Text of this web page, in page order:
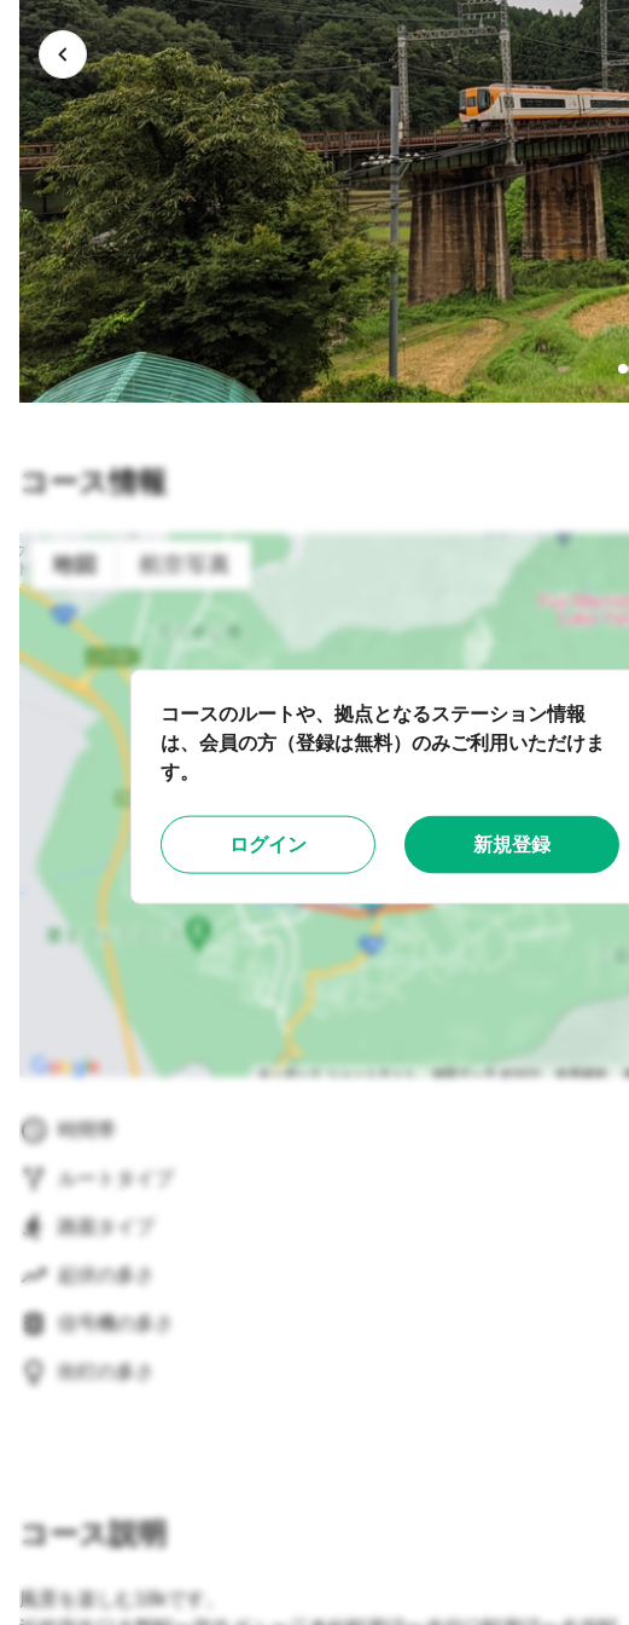
コース情報
時間帯
ルートタイプ
路面タイプ
起伏の多さ
信号機の多さ
街灯の多さ
コース説明
風景を楽しむ18kです。
コースのルートや、拠点となるステーション情報
は、会員の方（登録は無料）のみご利用いただけま
す。
ログイン 新規登録